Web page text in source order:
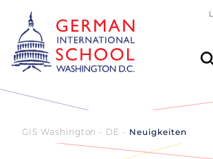
GIS Washington - DE Neuigkeiten